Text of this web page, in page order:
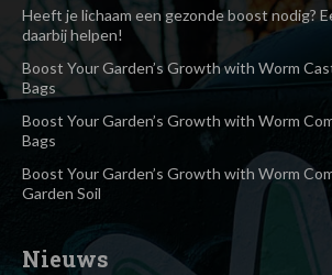
Heeft je lichaam een gezonde boost nodig?
daarbij helpen!
Boost Your Garden’s Growth with Worm
Bags
Boost Your Garden’s Growth with Worm
Bags
Boost Your Garden’s Growth with Worm
Garden Soil
Nieuws